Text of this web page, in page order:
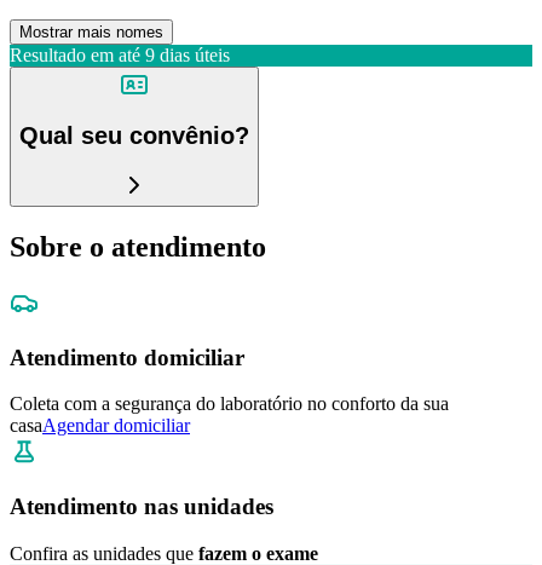
Mostrar mais nomes
Resultado em até 9 dias úteis
Qual seu convênio?
Sobre o atendimento
Atendimento domiciliar
Coleta com a segurança do laboratório no conforto da sua
casaAgendar domiciliar
Atendimento nas unidades
Confira as unidades que fazem o exame